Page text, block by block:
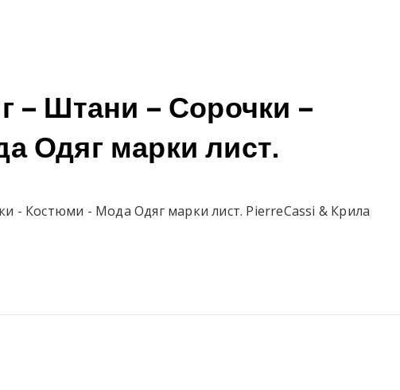
– Штани – Сорочки –
Одяг марки лист.
- Костюми - Мода Одяг марки лист. PierreCassi & Крила